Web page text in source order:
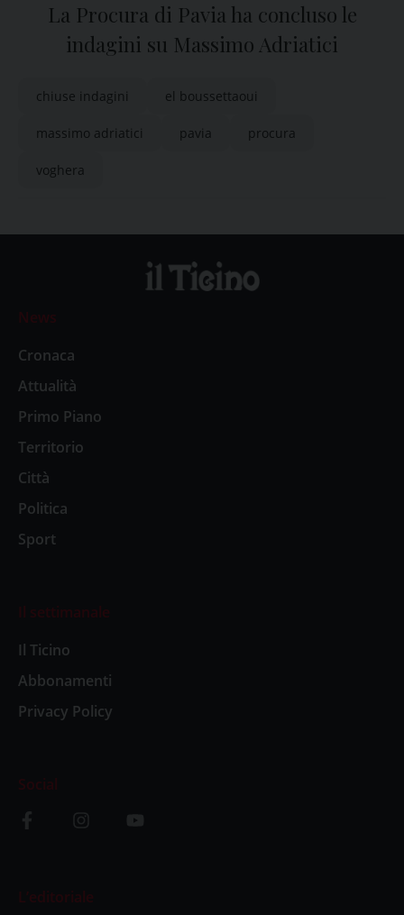
La Procura di Pavia ha concluso le
indagini su Massimo Adriatici
chiuse indagini el boussettaoui
massimo adriatici pavia procura
voghera
News
Cronaca
Attualità
Primo Piano
Territorio
Città
Politica
Sport
Il settimanale
Il Ticino
Abbonamenti
Privacy Policy
Social
L’editoriale